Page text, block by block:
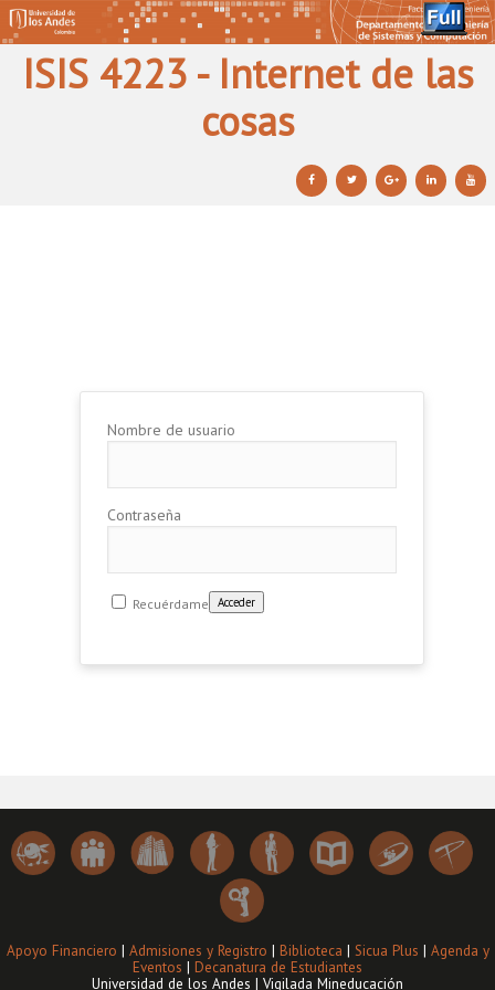
ISIS 4223 - Internet de las
cosas
Nombre de usuario
Contraseña
Recuérdame
Apoyo Financiero | Admisiones y Registro | Biblioteca | Sicua Plus | Agenda y
Eventos | Decanatura de Estudiantes
Universidad de los Andes | Vigilada Mineducación